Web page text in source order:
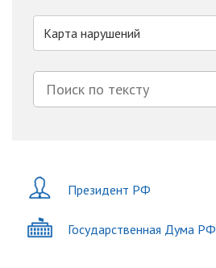
Карта нарушений
Президент РФ
Государственная Дума РФ